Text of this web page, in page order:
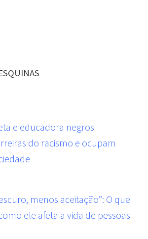
e educadora negros
do racismo e ocupam
menos aceitação”: O que
ele afeta a vida de pessoas